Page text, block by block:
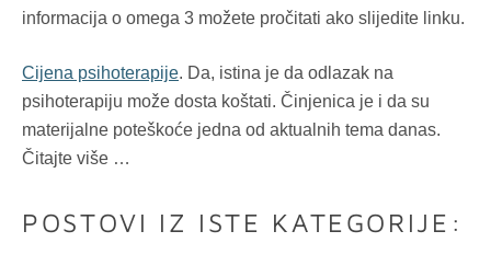
informacija o omega 3 možete pročitati ako slijedite linku.
Cijena psihoterapije. Da, istina je da odlazak na
psihoterapiju može dosta koštati. Činjenica je i da su
materijalne poteškoće jedna od aktualnih tema danas.
Čitajte više …
POSTOVI IZ ISTE KATEGORIJE: